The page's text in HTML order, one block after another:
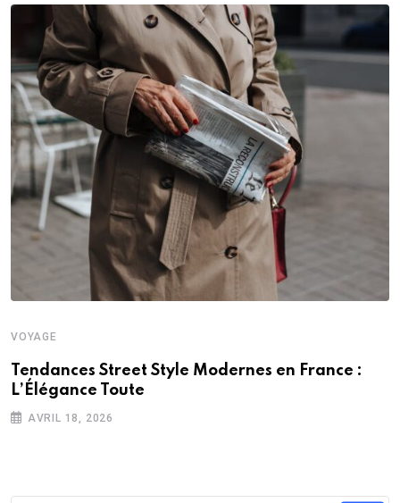
VOYAGE
Tendances Street Style Modernes en France :
L’Élégance Toute
AVRIL 18, 2026